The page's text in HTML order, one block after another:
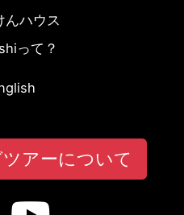
んハウス
って？
アーについて